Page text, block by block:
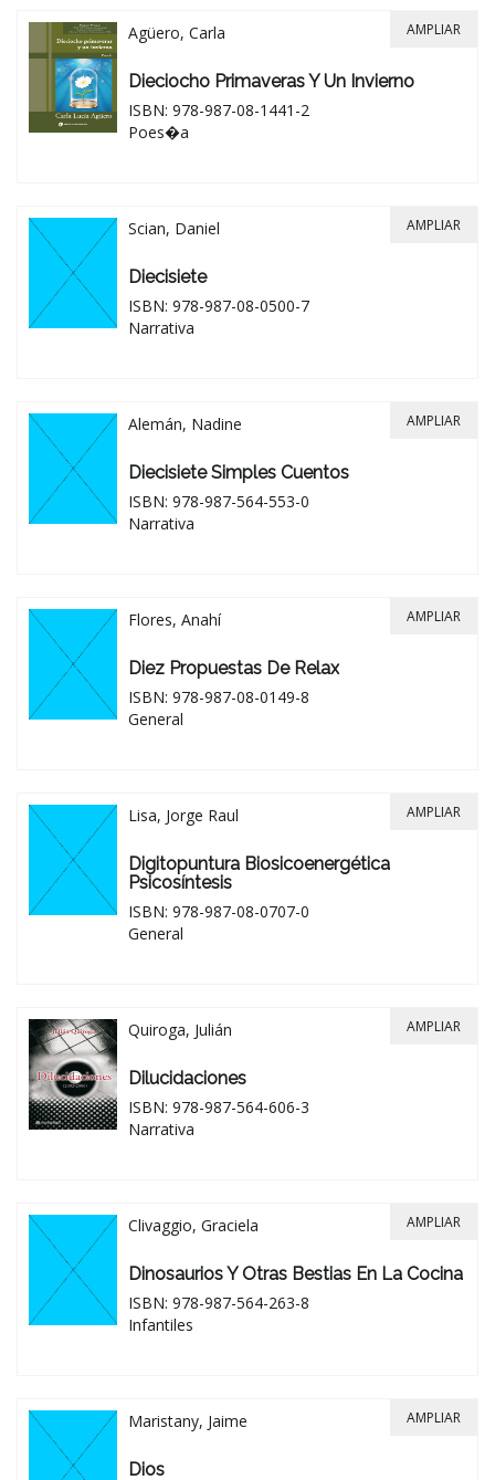
Agüero, Carla
Dieciocho Primaveras Y Un Invierno
ISBN: 978-987-08-1441-2
Poes�a
AMPLIAR
Scian, Daniel
Diecisiete
ISBN: 978-987-08-0500-7
Narrativa
AMPLIAR
Alemán, Nadine
Diecisiete Simples Cuentos
ISBN: 978-987-564-553-0
Narrativa
AMPLIAR
Flores, Anahí
Diez Propuestas De Relax
ISBN: 978-987-08-0149-8
General
AMPLIAR
Lisa, Jorge Raul
Digitopuntura Biosicoenergética
Psicosíntesis
ISBN: 978-987-08-0707-0
General
AMPLIAR
Quiroga, Julián
Dilucidaciones
ISBN: 978-987-564-606-3
Narrativa
AMPLIAR
Clivaggio, Graciela
Dinosaurios Y Otras Bestias En La Cocina
ISBN: 978-987-564-263-8
Infantiles
AMPLIAR
Maristany, Jaime
Dios
AMPLIAR